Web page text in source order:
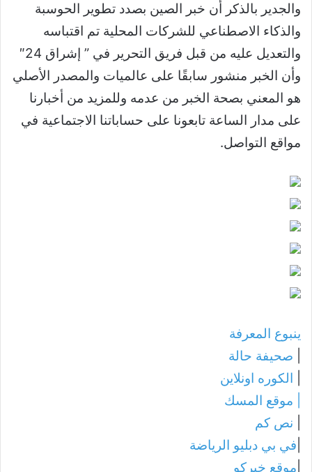
والجدير بالذكر أن خبر الصين بصدد تطوير الحوسبة
والذكاء الاصطناعي للشركات المحلية تم اقتباسه
والتعديل عليه من قبل فريق التحرير في ” إشراق 24″
وأن الخبر منشور سابقًا على عالميات والمصدر الأصلي
هو المعني بصحة الخبر من عدمه وللمزيد من أخبارنا
على مدار الساعة تابعونا على حساباتنا الاجتماعية في
مواقع التواصل.
ينبوع المعرفة
صحيفة حالة
الكوره اونلاين
موقع المسك
نص كم
في بي دبليو الرياضة
موقع خبركو